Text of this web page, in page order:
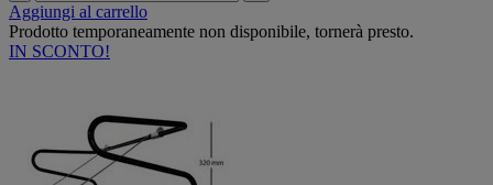
Aggiungi al carrello
Prodotto temporaneamente non disponibile, tornerà presto.
IN SCONTO!